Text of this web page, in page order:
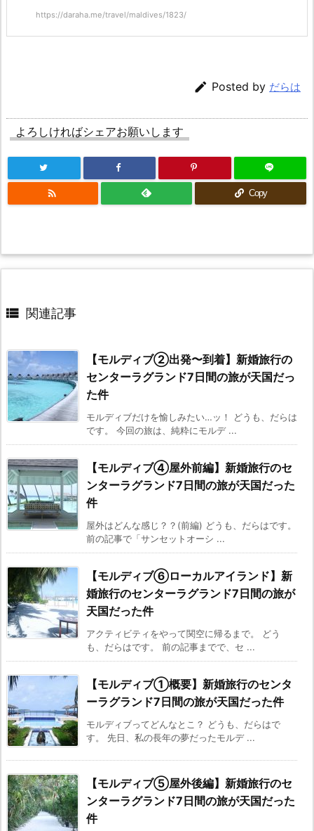
https://daraha.me/travel/maldives/1823/
 Posted by だらは
よろしければシェアお願いします
 Copy
 関連記事
【モルディブ②出発〜到着】新婚旅行の
センターラグランド7日間の旅が天国だっ
た件
モルディブだけを愉しみたい…ッ！ どうも、だらは
です。 今回の旅は、純粋にモルデ ...
【モルディブ④屋外前編】新婚旅行のセ
ンターラグランド7日間の旅が天国だった
件
屋外はどんな感じ？？(前編) どうも、だらはです。
前の記事で「サンセットオーシ ...
【モルディブ⑥ローカルアイランド】新
婚旅行のセンターラグランド7日間の旅が
天国だった件
アクティビティをやって関空に帰るまで。 どう
も、だらはです。 前の記事までで、セ ...
【モルディブ①概要】新婚旅行のセンタ
ーラグランド7日間の旅が天国だった件
モルディブってどんなとこ？ どうも、だらはで
す。 先日、私の長年の夢だったモルデ ...
【モルディブ⑤屋外後編】新婚旅行のセ
ンターラグランド7日間の旅が天国だった
件